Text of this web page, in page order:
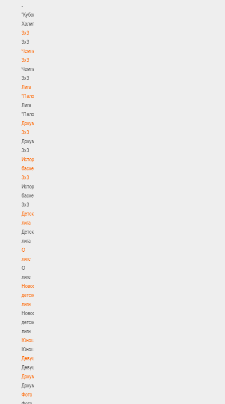
-
"Кубок
Халипского"
3x3
3x3
Чемпионат
3х3
Чемпионат
3х3
Лига
"Палова"
Лига
"Палова"
Документы
3х3
Документы
3х3
История
баскетбола
3х3
История
баскетбола
3х3
Детская
лига
Детская
лига
О
лиге
О
лиге
Новости
детской
лиги
Новости
детской
лиги
Юноши
Юноши
Девушки
Девушки
Документы
Документы
Фото